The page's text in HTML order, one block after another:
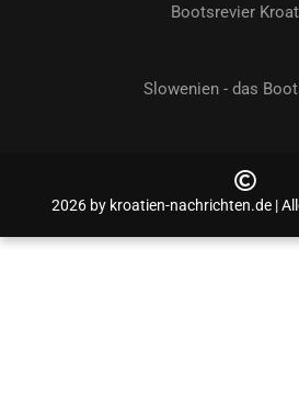
Bootsrevier
Slowenien - das
2026 by kroatien-nachrichten.de |